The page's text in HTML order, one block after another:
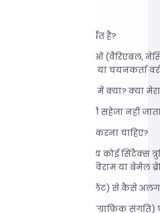
सा SCSS सिंटैक्स समर्थित है?
SCSS सिंटैक्स सुविधाओं (वैरिएबल,
करता है और तर्क या चयनकर्ता
और सुरक्षा के बारे में क्या? क्या
भी उपयोगकर्ता डेटा कभी सहेजा नहीं
त्रुटि होने पर मुझे क्या करना चाहिए?
SCSS को पार्स करते समय कोई सिंटैक्स
ठीक करना (जैसे कि अर्धविराम या बेमेल
टूल लिंट्स (जैसे स्टाइललिंट) से कैसे अलग
कोड फ़ॉर्मेटिंग (टाइपोग्राफ़िक